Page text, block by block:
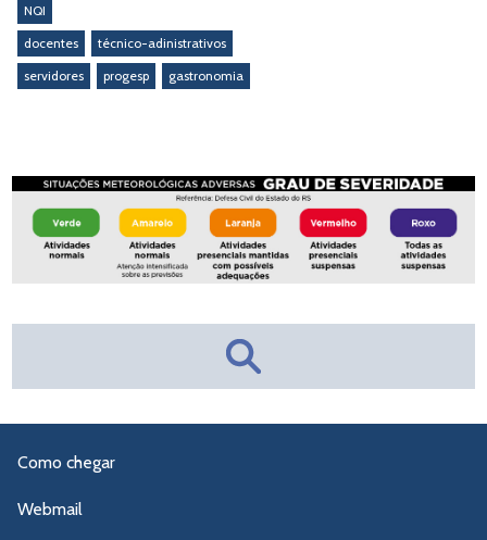
NQI
docentes
técnico-adinistrativos
servidores
progesp gastronomia
Como chegar
Webmail